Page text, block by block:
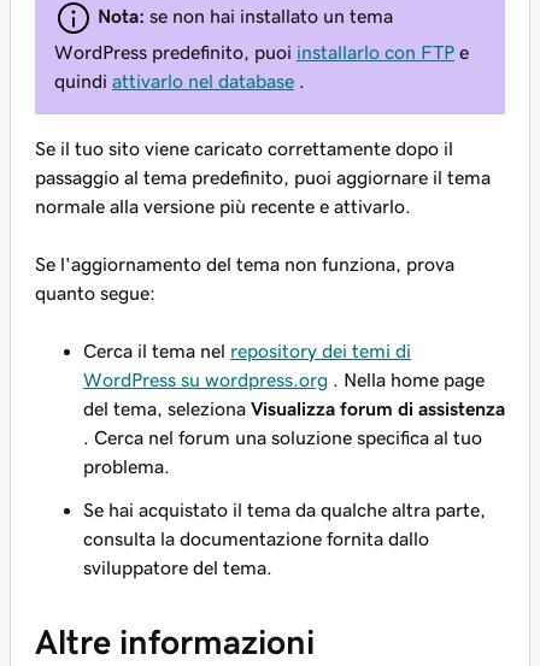
Nota: se non hai installato un tema
WordPress predefinito, puoi installarlo con FTP e
quindi attivarlo nel database
Se il tuo sito viene caricato correttamente dopo il
passaggio al tema predefinito, puoi aggiornare il tema
normale alla versione più recente e attivarlo.
Se l'aggiornamento del tema non funziona, prova
quanto segue:
Cerca il tema nel repository dei temi di
WordPress su wordpress.org . Nella home page
del tema, seleziona Visualizza forum di assistenza
. Cerca nel forum una soluzione specifica al tuo
problema.
Se hai acquistato il tema da qualche altra parte,
consulta la documentazione fornita dallo
sviluppatore del tema.
Altre informazioni